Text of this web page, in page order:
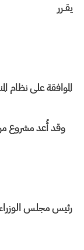
يقــرر
الموافقة على نظام
وقد أُعد مشروع
رئيس مجلس